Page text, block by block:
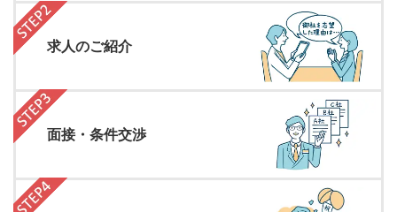
求人のご紹介
面接・条件交渉